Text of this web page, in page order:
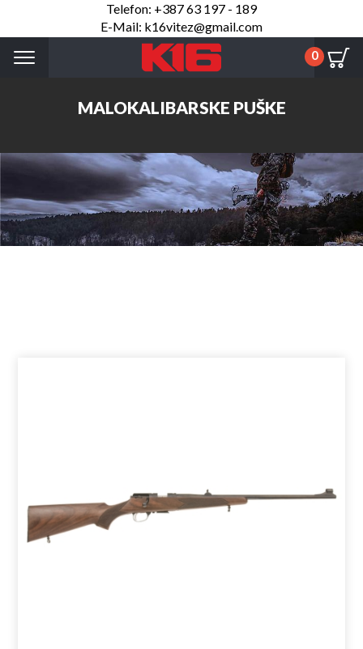
Telefon: +387 63 197 - 189
E-Mail: k16vitez@gmail.com
0
MALOKALIBARSKE PUŠKE